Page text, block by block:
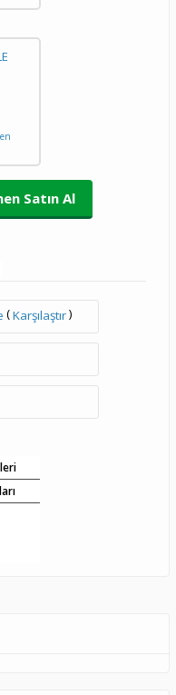
Satın Al
(Karşılaştır)